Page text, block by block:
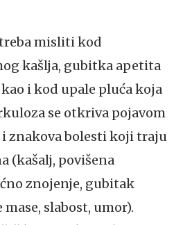
misliti kod
kašlja, gubitka apetita
i kod upale pluća koja
se otkriva pojavom
znakova bolesti koji traju
(kašalj, povišena
znojenje, gubitak
slabost, umor).